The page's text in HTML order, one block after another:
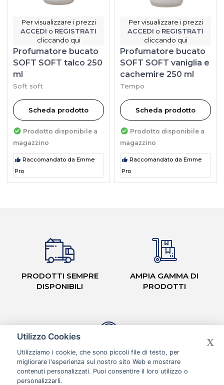
Per visualizzare i prezzi
ACCEDI o REGISTRATI
cliccando qui
Profumatore bucato
SOFT SOFT talco 250
ml
Soft soft
Scheda prodotto
Prodotto disponibile a
magazzino
Raccomandato da Emme
Pro
Per visualizzare i prezzi
ACCEDI o REGISTRATI
cliccando qui
Profumatore bucato
SOFT SOFT vaniglia e
cachemire 250 ml
Tempo
Scheda prodotto
Prodotto disponibile a
magazzino
Raccomandato da Emme
Pro
PRODOTTI SEMPRE
DISPONIBILI
AMPIA GAMMA DI
PRODOTTI
CASH & CARRY CON
CORSIE ORGANIZZATE
Utilizzo Cookies
Utilizziamo i cookie, che sono piccoli file di testo, per
migliorare l'esperienza sul nostro sito Web e mostrare
contenuti personalizzati. Puoi consentire il loro utilizzo o
personalizzarli.
X